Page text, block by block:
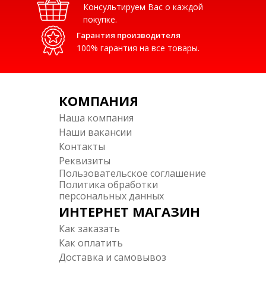
Консультируем Вас о каждой
покупке.
Гарантия производителя
100% гарантия на все товары.
КОМПАНИЯ
Наша компания
Наши вакансии
Контакты
Реквизиты
Пользовательское соглашение
Политика обработки
персональных данных
ИНТЕРНЕТ МАГАЗИН
Как заказать
Как оплатить
Доставка и самовывоз